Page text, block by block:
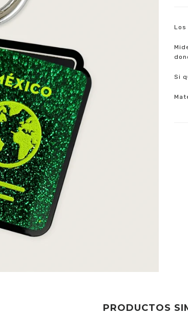
Si
PRODUCTOS